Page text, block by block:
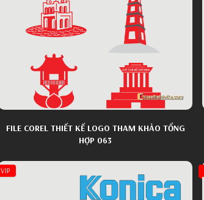
FILE COREL THIẾT KẾ LOGO THAM KHẢO TỔNG
HỢP 063
VIP